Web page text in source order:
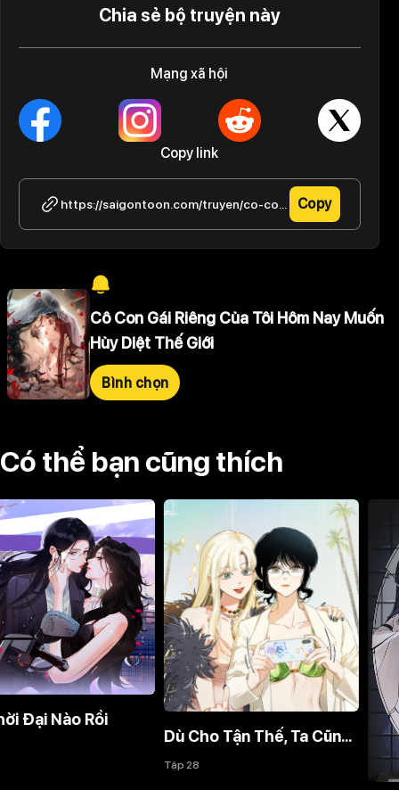
Chia sẻ bộ truyện này
Mạng xã hội
Copy link
Copy
Cô Con Gái Riêng Của Tôi Hôm Nay Muốn
Hủy Diệt Thế Giới
Bình chọn
Có thể bạn cũng thích
Dù Cho Tận Thế, Ta Cũng Không Thích Ngươi!